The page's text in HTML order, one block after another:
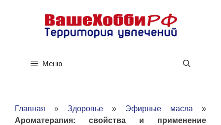
содержимому
Меню
Главная » Здоровье » Эфирные масла »
Ароматерапия: свойства и применение